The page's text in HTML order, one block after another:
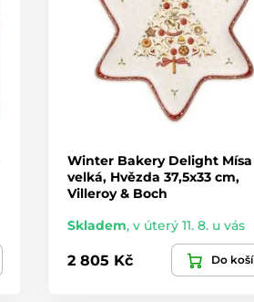
Winter Bakery Delight Mísa
velká, Hvězda 37,5x33 cm,
Villeroy & Boch
Skladem, v úterý 11. 8. u vás
2 805 Kč Do